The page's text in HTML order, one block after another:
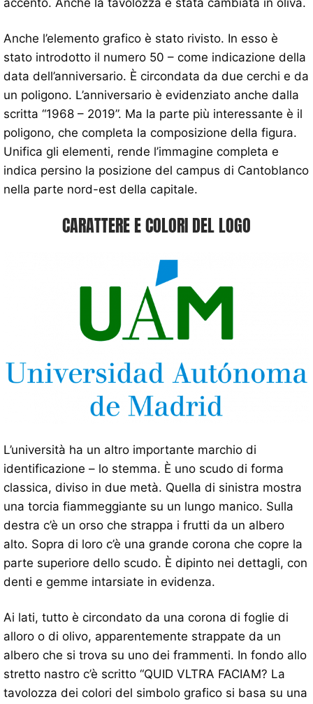
accento. Anche la tavolozza è stata cambiata in oliva.
Anche l’elemento grafico è stato rivisto. In esso è
stato introdotto il numero 50 – come indicazione della
data dell’anniversario. È circondata da due cerchi e da
un poligono. L’anniversario è evidenziato anche dalla
scritta “1968 – 2019”. Ma la parte più interessante è il
poligono, che completa la composizione della figura.
Unifica gli elementi, rende l’immagine completa e
indica persino la posizione del campus di Cantoblanco
nella parte nord-est della capitale.
CARATTERE E COLORI DEL LOGO
L’università ha un altro importante marchio di
identificazione – lo stemma. È uno scudo di forma
classica, diviso in due metà. Quella di sinistra mostra
una torcia fiammeggiante su un lungo manico. Sulla
destra c’è un orso che strappa i frutti da un albero
alto. Sopra di loro c’è una grande corona che copre la
parte superiore dello scudo. È dipinto nei dettagli, con
denti e gemme intarsiate in evidenza.
Ai lati, tutto è circondato da una corona di foglie di
alloro o di olivo, apparentemente strappate da un
albero che si trova su uno dei frammenti. In fondo allo
stretto nastro c’è scritto “QUID VLTRA FACIAM? La
tavolozza dei colori del simbolo grafico si basa su una